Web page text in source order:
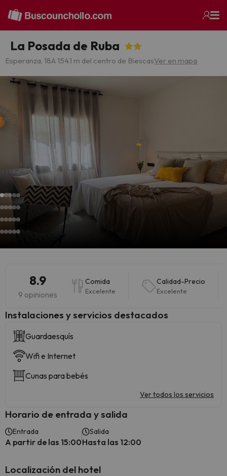
La Posada de Ruba
Esperanza, 18A 154.1 m del centro de BiescasVer en mapa
8.9
9 opiniones
Comida
Excelente
Calidad-Precio
Excelente
Instalaciones y servicios destacados
Guardaesquís
Wifi e Internet
Cunas para bebés
Ver todos los servicios
Horario de entrada y salida
Entrada
A partir de las 15:00
Salida
Hasta las 12:00
Localización del hotel